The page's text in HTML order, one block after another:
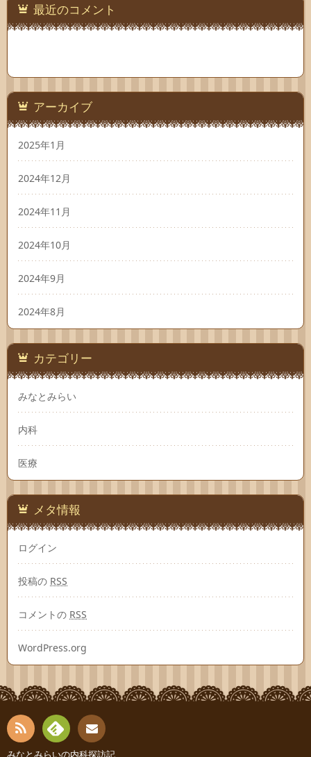
最近のコメント
アーカイブ
2025年1月
2024年12月
2024年11月
2024年10月
2024年9月
2024年8月
カテゴリー
みなとみらい
内科
医療
メタ情報
ログイン
投稿の RSS
コメントの RSS
WordPress.org
みなとみらいの内科探訪記